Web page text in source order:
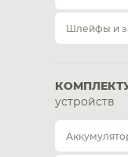
Шлейфы и
устройств